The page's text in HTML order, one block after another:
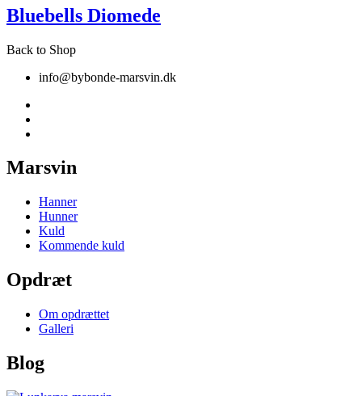
Bluebells Diomede
Back to Shop
info@bybonde-marsvin.dk
Marsvin
Hanner
Hunner
Kuld
Kommende kuld
Opdræt
Om opdrættet
Galleri
Blog